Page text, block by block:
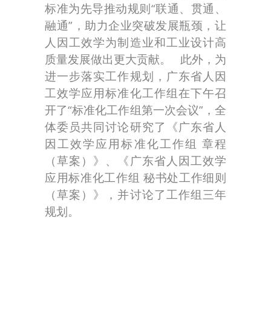
标准为先导推动规则“联通、贯通、
融通”，助力企业突破发展瓶颈，让
人因工效学为制造业和工业设计高
质量发展做出更大贡献。 此外，为
进一步落实工作规划，广东省人因
工效学应用标准化工作组在下午召
开了“标准化工作组第一次会议”，全
体委员共同讨论研究了《广东省人
因工效学应用标准化工作组 章程
（草案）》、《广东省人因工效学
应用标准化工作组 秘书处工作细则
（草案）》，并讨论了工作组三年
规划。